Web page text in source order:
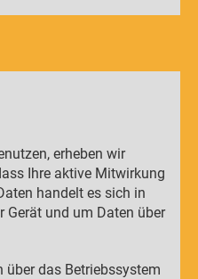
erheben wir
Ihre aktive Mitwirkung
handelt es sich in
Gerät und um Daten über
über das Betriebssystem